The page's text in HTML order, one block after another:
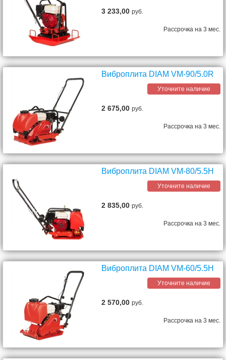
3 233,00руб.
Рассрочка на 3 мес.
Виброплита DIAM VM-90/5.0R
Уточните наличие
2 675,00руб.
Рассрочка на 3 мес.
Виброплита DIAM VM-80/5.5H
Уточните наличие
2 835,00руб.
Рассрочка на 3 мес.
Виброплита DIAM VM-60/5.5H
Уточните наличие
2 570,00руб.
Рассрочка на 3 мес.